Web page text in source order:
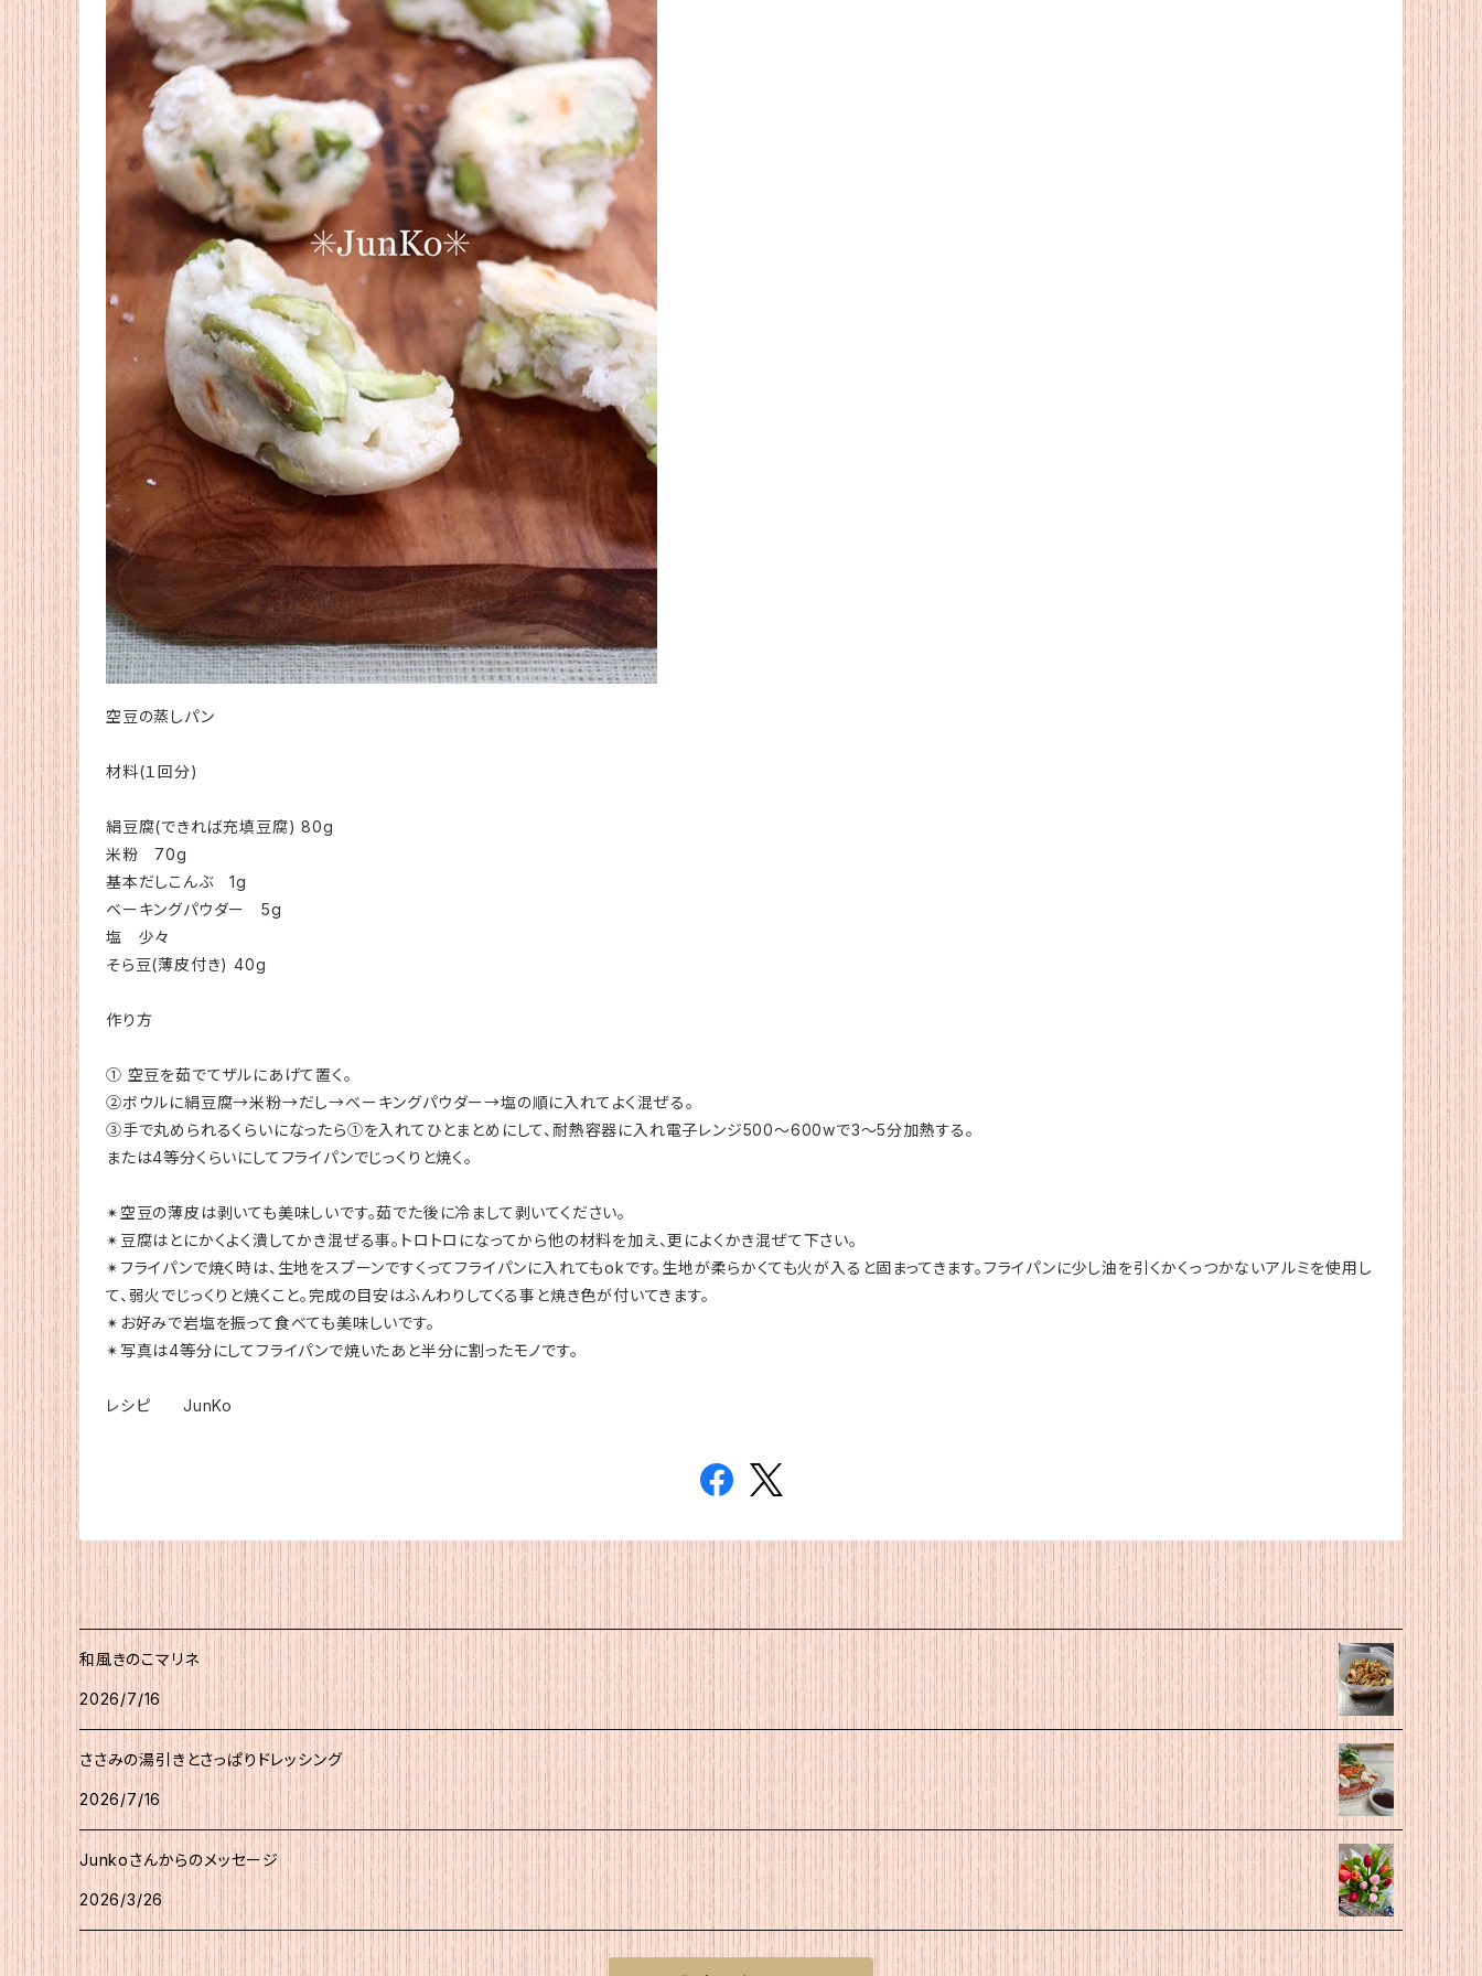
空豆の蒸しパン
材料(１回分)
絹豆腐(できれば充填豆腐) 80g
米粉 70g
基本だしこんぶ 1g
ベーキングパウダー 5g
塩 少々
そら豆(薄皮付き) 40g
作り方
① 空豆を茹でてザルにあげて置く。
②ボウルに絹豆腐→米粉→だし→ベーキングパウダー→塩の順に入れてよく混ぜる。
③手で丸められるくらいになったら①を入れてひとまとめにして、耐熱容器に入れ電子レンジ500〜600wで3〜5分加熱する。
または4等分くらいにしてフライパンでじっくりと焼く。
✴︎空豆の薄皮は剥いても美味しいです。茹でた後に冷まして剥いてください。
✴︎豆腐はとにかくよく潰してかき混ぜる事。トロトロになってから他の材料を加え、更によくかき混ぜて下さい。
✴︎フライパンで焼く時は、生地をスプーンですくってフライパンに入れてもokです。生地が柔らかくても火が入ると固まってきます。フライパンに少し油を引くかくっつかないアルミを使用し
て、弱火でじっくりと焼くこと。完成の目安はふんわりしてくる事と焼き色が付いてきます。
✴︎お好みで岩塩を振って食べても美味しいです。
✴︎写真は4等分にしてフライパンで焼いたあと半分に割ったモノです。
レシピ JunKo
和風きのこマリネ
2026/7/16
ささみの湯引きとさっぱりドレッシング
2026/7/16
Junkoさんからのメッセージ
2026/3/26